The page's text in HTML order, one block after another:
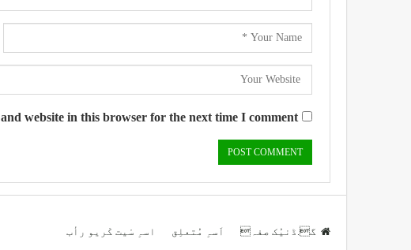
website in this browser for the next time I comment.
گ.ڈنیُک صفہ اَسہِ مُتعلِق اسہِ سْیت کْریو رأب